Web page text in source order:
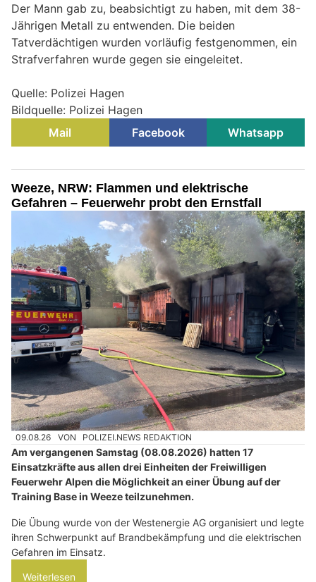
Der Mann gab zu, beabsichtigt zu haben, mit dem 38-
Jährigen Metall zu entwenden. Die beiden
Tatverdächtigen wurden vorläufig festgenommen, ein
Strafverfahren wurde gegen sie eingeleitet.
Quelle: Polizei Hagen
Bildquelle: Polizei Hagen
Mail
Facebook Whatsapp
Weeze, NRW: Flammen und elektrische
Gefahren – Feuerwehr probt den Ernstfall
09.08.26 VON POLIZEI.NEWS REDAKTION
Am vergangenen Samstag (08.08.2026) hatten 17
Einsatzkräfte aus allen drei Einheiten der Freiwilligen
Feuerwehr Alpen die Möglichkeit an einer Übung auf der
Training Base in Weeze teilzunehmen.
Die Übung wurde von der Westenergie AG organisiert und legte
ihren Schwerpunkt auf Brandbekämpfung und die elektrischen
Gefahren im Einsatz.
Weiterlesen